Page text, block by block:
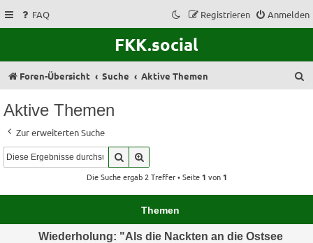
FAQ Anmelden
Registrieren
FKK.social
Foren-Übersicht Suche Aktive Themen
Aktive Themen
Zur erweiterten Suche
Suche
Die Suche ergab 2 Treffer • Seite 1 von 1
Themen
Wiederholung: "Als die Nackten an die Ostsee